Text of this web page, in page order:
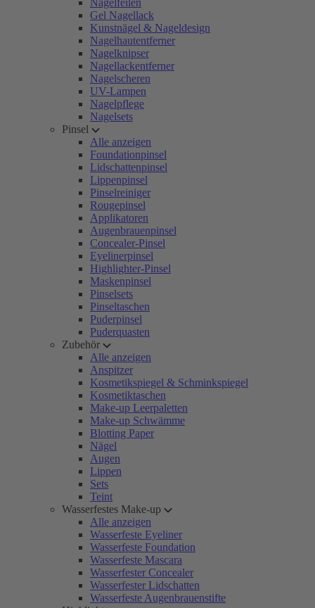
Nagelfeilen
Gel Nagellack
Kunstnägel & Nageldesign
Nagelhautentferner
Nagelknipser
Nagellackentferner
Nagelscheren
UV-Lampen
Nagelpflege
Nagelsets
Pinsel
Alle anzeigen
Foundationpinsel
Lidschattenpinsel
Lippenpinsel
Pinselreiniger
Rougepinsel
Applikatoren
Augenbrauenpinsel
Concealer-Pinsel
Eyelinerpinsel
Highlighter-Pinsel
Maskenpinsel
Pinselsets
Pinseltaschen
Puderpinsel
Puderquasten
Zubehör
Alle anzeigen
Anspitzer
Kosmetikspiegel & Schminkspiegel
Kosmetiktaschen
Make-up Leerpaletten
Make-up Schwämme
Blotting Paper
Nägel
Augen
Lippen
Sets
Teint
Wasserfestes Make-up
Alle anzeigen
Wasserfeste Eyeliner
Wasserfeste Foundation
Wasserfeste Mascara
Wasserfester Concealer
Wasserfester Lidschatten
Wasserfeste Augenbrauenstifte